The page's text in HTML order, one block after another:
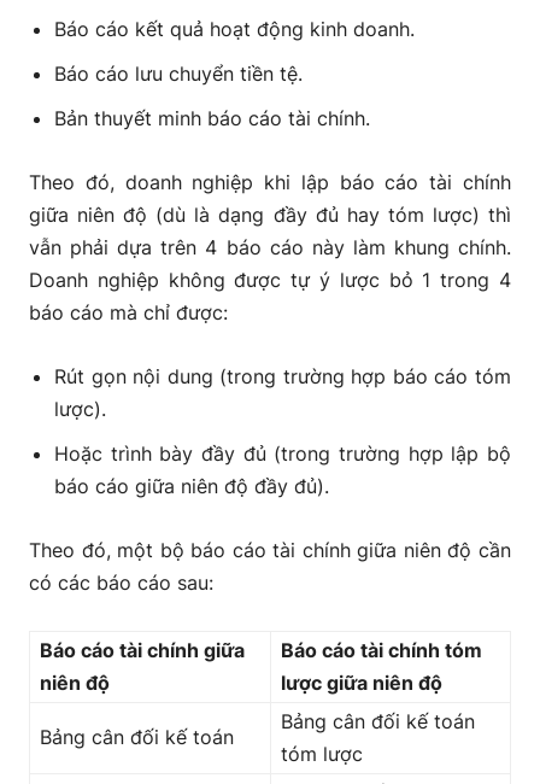
Báo cáo kết quả hoạt động kinh doanh.
Báo cáo lưu chuyển tiền tệ.
Bản thuyết minh báo cáo tài chính.
Theo đó, doanh nghiệp khi lập báo cáo tài chính
giữa niên độ (dù là dạng đầy đủ hay tóm lược) thì
vẫn phải dựa trên 4 báo cáo này làm khung chính.
Doanh nghiệp không được tự ý lược bỏ 1 trong 4
báo cáo mà chỉ được:
Rút gọn nội dung (trong trường hợp báo cáo tóm
lược).
Hoặc trình bày đầy đủ (trong trường hợp lập bộ
báo cáo giữa niên độ đầy đủ).
Theo đó, một bộ báo cáo tài chính giữa niên độ cần
có các báo cáo sau:
Báo cáo tài chính giữa
niên độ
Báo cáo tài chính tóm
lược giữa niên độ
Bảng cân đối kế toán
Bảng cân đối kế toán
tóm lược